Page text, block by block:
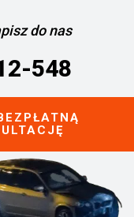
do nas
548